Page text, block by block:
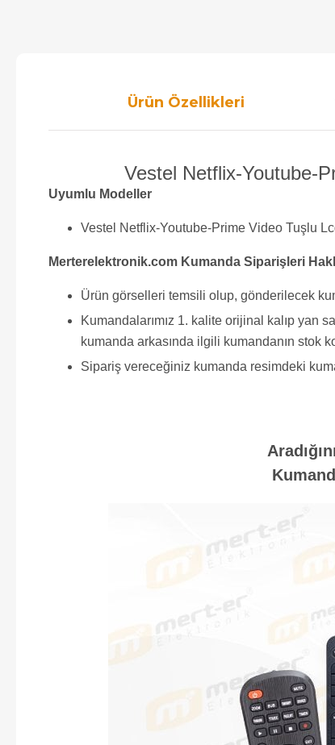
Ürün Özellikleri
Vestel Netflix-Youtube-
Uyumlu Modeller
Vestel Netflix-Youtube-Prime Video Tuşlu
Merterelektronik.com Kumanda Siparişleri
Ürün görselleri temsili olup, gönderilecek
Kumandalarımız 1. kalite orijinal kalıp yan
kumanda arkasında ilgili kumandanın stok
Sipariş vereceğiniz kumanda resimdeki